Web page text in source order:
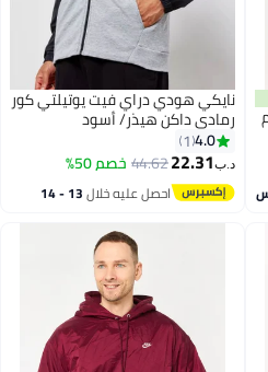
نايكي هودي دراي فيت يوتيلتي كور
رمادي داكن هيذر/ أسود
4.0
1
د.ب‏22.31
44.62خصم 50%
احصل عليه خلال 13 - 14